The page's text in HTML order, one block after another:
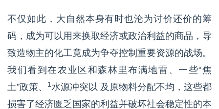
不仅如此，大自然本身有时也沦为讨价还价的筹
码，成为可以用来换取经济或政治利益的商品，导
致造物主的化工竟成为争夺控制重要资源的战场。
我们看到在农业区和森林里布满地雷、一些“焦
土”政策、
1水源冲突以 及原物料分配不均，这些都
损害了经济匮乏国家的利益并破坏社会稳定性的本